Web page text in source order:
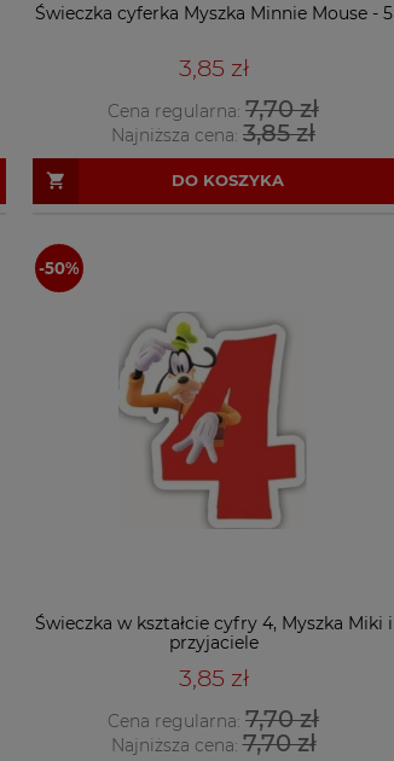
Świeczka cyferka Myszka Minnie Mouse - 5
3,85 zł
Cena regularna: 7,70 zł
Najniższa cena: 3,85 zł
DO KOSZYKA
Świeczka w kształcie cyfry 4, Myszka Miki i
przyjaciele
3,85 zł
Cena regularna: 7,70 zł
Najniższa cena:7,70 zł